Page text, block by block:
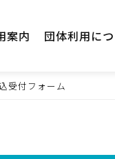
案内 団体利用に
受付フォーム